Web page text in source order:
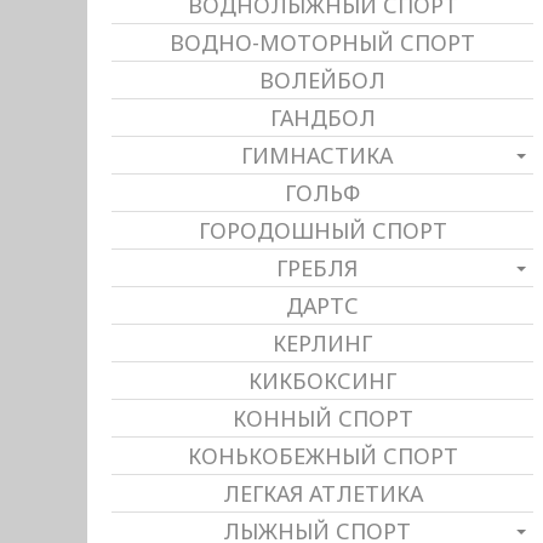
ВОДНО-МОТОРНЫЙ СПОРТ
ВОЛЕЙБОЛ
ГАНДБОЛ
ГИМНАСТИКА
ГОЛЬФ
ГОРОДОШНЫЙ СПОРТ
ГРЕБЛЯ
ДАРТС
КЕРЛИНГ
КИКБОКСИНГ
КОННЫЙ СПОРТ
КОНЬКОБЕЖНЫЙ СПОРТ
ЛЕГКАЯ АТЛЕТИКА
ЛЫЖНЫЙ СПОРТ